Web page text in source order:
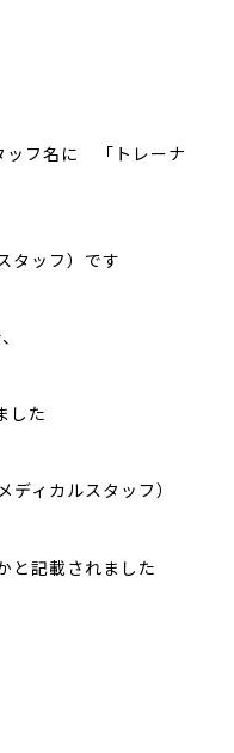
ッフ名に 「トレーナ
タッフ）です
した
ディカルスタッフ）
と記載されました